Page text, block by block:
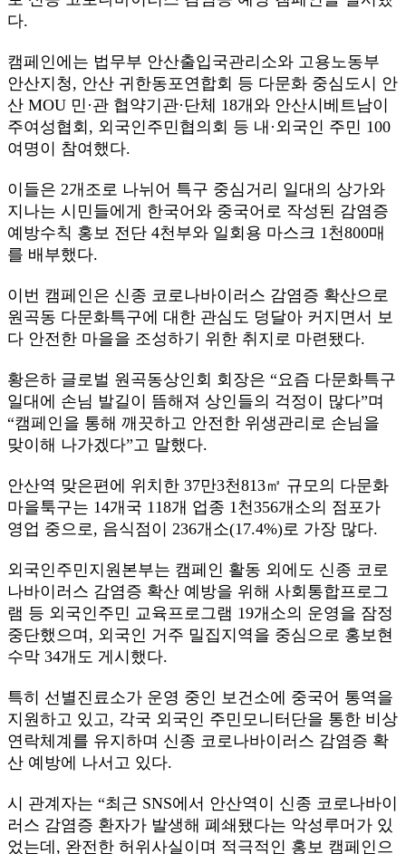
다.
캠페인에는 법무부 안산출입국관리소와 고용노동부
안산지청, 안산 귀한동포연합회 등 다문화 중심도시 안
산 MOU 민·관 협약기관·단체 18개와 안산시베트남이
주여성협회, 외국인주민협의회 등 내·외국인 주민 100
여명이 참여했다.
이들은 2개조로 나뉘어 특구 중심거리 일대의 상가와
지나는 시민들에게 한국어와 중국어로 작성된 감염증
예방수칙 홍보 전단 4천부와 일회용 마스크 1천800매
를 배부했다.
이번 캠페인은 신종 코로나바이러스 감염증 확산으로
원곡동 다문화특구에 대한 관심도 덩달아 커지면서 보
다 안전한 마을을 조성하기 위한 취지로 마련됐다.
황은하 글로벌 원곡동상인회 회장은 “요즘 다문화특구
일대에 손님 발길이 뜸해져 상인들의 걱정이 많다”며
“캠페인을 통해 깨끗하고 안전한 위생관리로 손님을
맞이해 나가겠다”고 말했다.
안산역 맞은편에 위치한 37만3천813㎡ 규모의 다문화
마을툭구는 14개국 118개 업종 1천356개소의 점포가
영업 중으로, 음식점이 236개소(17.4%)로 가장 많다.
외국인주민지원본부는 캠페인 활동 외에도 신종 코로
나바이러스 감염증 확산 예방을 위해 사회통합프로그
램 등 외국인주민 교육프로그램 19개소의 운영을 잠정
중단했으며, 외국인 거주 밀집지역을 중심으로 홍보현
수막 34개도 게시했다.
특히 선별진료소가 운영 중인 보건소에 중국어 통역을
지원하고 있고, 각국 외국인 주민모니터단을 통한 비상
연락체계를 유지하며 신종 코로나바이러스 감염증 확
산 예방에 나서고 있다.
시 관계자는 “최근 SNS에서 안산역이 신종 코로나바이
러스 감염증 환자가 발생해 폐쇄됐다는 악성루머가 있
었는데, 완전한 허위사실이며 적극적인 홍보 캠페인으